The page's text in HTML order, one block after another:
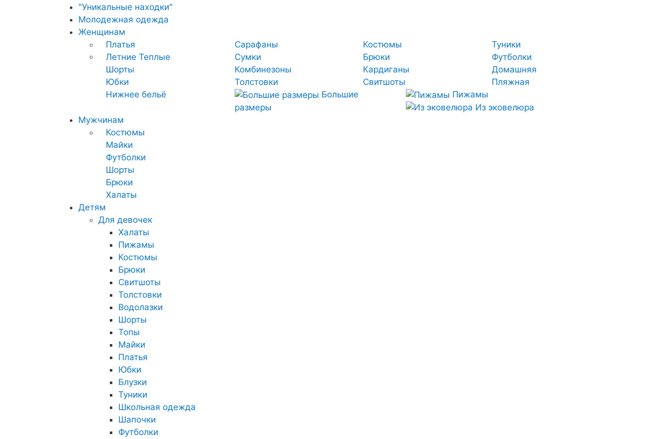
"Уникальные находки"
Молодежная одежда
Женщинам
Платья
Летние Теплые
Сарафаны Костюмы
Туники
Сумки
Брюки
Футболки
Шорты
Комбинезоны Кардиганы
Домашняя
Юбки
Толстовки Свитшоты
Пляжная
Нижнее бельё
Большие
размеры
Пижамы
Из эковелюра
Мужчинам
Костюмы
Майки
Футболки
Шорты
Брюки
Халаты
Детям
Для девочек
Халаты
Пижамы
Костюмы
Брюки
Свитшоты
Толстовки
Водолазки
Шорты
Топы
Майки
Платья
Юбки
Блузки
Туники
Школьная одежда
Шапочки
Футболки